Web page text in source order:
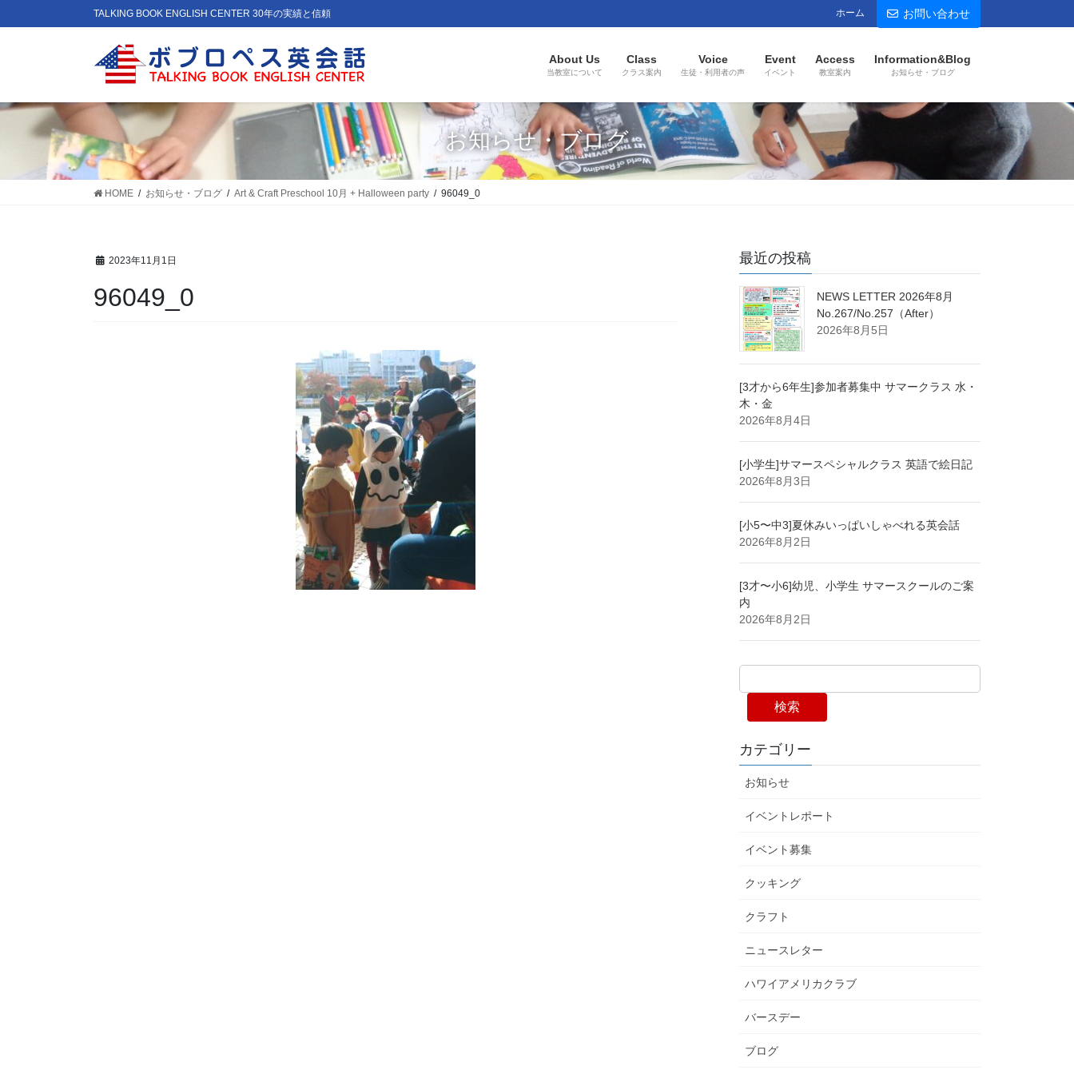
ン
に
ビ
ョ
動
TALKING BOOK ENGLISH CENTER 30年の実績と信頼 ホーム お問い合わせ
About Us
当教室について
Class
クラス案内
Voice
生徒・利用者の声
Event
イベント
Access
教室案内
Information&Blog
お知らせ・ブログ
お知らせ・ブログ
HOME お知らせ・ブログ Art & Craft Preschool 10月 + Halloween party 96049_0
2023年11月1日
96049_0
最近の投稿
NEWS LETTER 2026年8月
No.267/No.257（After）
2026年8月5日
[3才から6年生]参加者募集中 サマークラス 水・
木・金
2026年8月4日
[小学生]サマースペシャルクラス 英語で絵日記
2026年8月3日
[小5〜中3]夏休みいっぱいしゃべれる英会話
2026年8月2日
[3才〜小6]幼児、小学生 サマースクールのご案
内
2026年8月2日
検索
カテゴリー
お知らせ
イベントレポート
イベント募集
クッキング
クラフト
ニュースレター
ハワイアメリカクラブ
バースデー
ブログ